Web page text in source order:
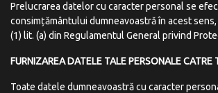
Prelucrarea datelor cu caracter personal se
consimțământului dumneavoastră în acest
(1) lit. (a) din Regulamentul General privind
FURNIZAREADATELE TALEPERSONALECATRE
Toate datele dumneavoastră cu caracter